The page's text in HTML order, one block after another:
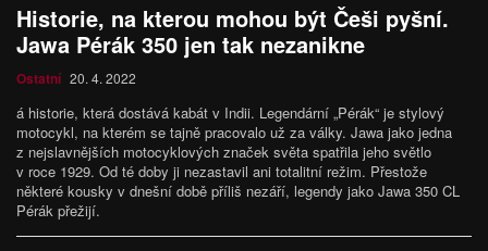
Historie, na kterou mohou být Češi pyšní.
Jawa Pérák 350 jen tak nezanikne
Ostatní 20. 4. 2022
á historie, která dostává kabát v Indii. Legendární „Pérák“ je stylový
motocykl, na kterém se tajně pracovalo už za války. Jawa jako jedna
z nejslavnějších motocyklových značek světa spatřila jeho světlo
v roce 1929. Od té doby ji nezastavil ani totalitní režim. Přestože
některé kousky v dnešní době příliš nezáří, legendy jako Jawa 350 CL
Pérák přežijí.